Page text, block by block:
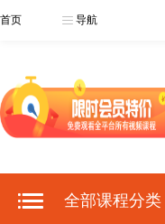
首页 导航
全部课程分类